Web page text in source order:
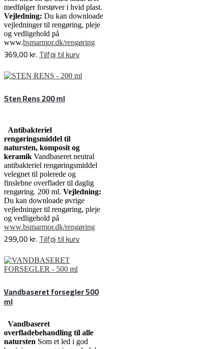
medfølger forstøver i hvid plast.
Vejledning: Du kan downloade
vejledninger til rengøring, pleje
og vedligehold på
www.bsmarmor.dk/rengøring
369,00kr.Tilføj til kurv
Sten Rens 200 ml
Antibakteriel
rengøringsmiddel til
natursten, komposit og
keramik Vandbaseret neutral
antibakteriel rengøringsmiddel
velegnet til polerede og
finslebne overflader til daglig
rengøring. 200 ml. Vejledning:
Du kan downloade øvrige
vejledninger til rengøring, pleje
og vedligehold på
www.bsmarmor.dk/rengøring
299,00kr.Tilføj til kurv
Vandbaseret forsegler 500
ml
Vandbaseret
overfladebehandling til alle
natursten Som et led i god